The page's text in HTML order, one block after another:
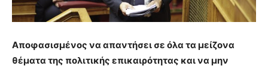
Αποφασισμένος να απαντήσει σε όλα τα μείζονα
θέματα της πολιτικής επικαιρότητας και να μην